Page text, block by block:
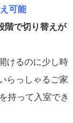
可能
階で切り替えが
けるのに少し時
らっしゃるご家
持って入室でき